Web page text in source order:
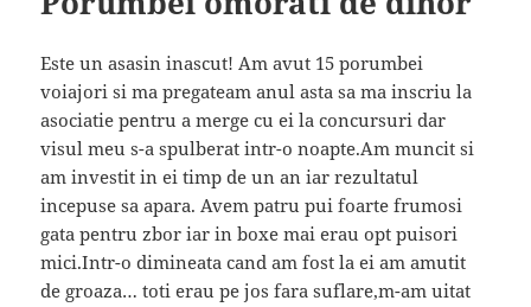
Este un asasin inascut! Am avut 15 porumbei
voiajori si ma pregateam anul asta sa ma inscriu la
asociatie pentru a merge cu ei la concursuri dar
visul meu s-a spulberat intr-o noapte.Am muncit si
am investit in ei timp de un an iar rezultatul
incepuse sa apara. Avem patru pui foarte frumosi
gata pentru zbor iar in boxe mai erau opt puisori
mici.Intr-o dimineata cand am fost la ei am amutit
de groaza…toti erau pe jos fara suflare,m-am uitat